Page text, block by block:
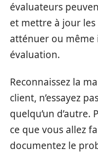
évaluateurs
et mettre à jour
atténuer ou même
évaluation.
Reconnaissez la
client, n’essayez
quelqu’un d’autre.
ce que vous allez
documentez le